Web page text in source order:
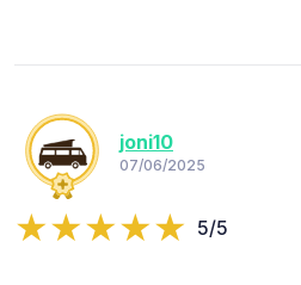
joni10
07/06/2025
5/5